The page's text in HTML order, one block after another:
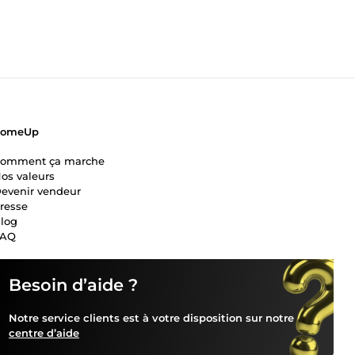
Besoin d’aide ?
Notre service clients est à votre disposition sur notre
centre d’aide
ça marche
valeurs
vendeur